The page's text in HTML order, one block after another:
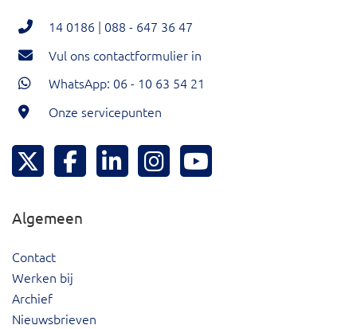
14 0186 | 088 - 647 36 47
Vul ons contactformulier in
WhatsApp: 06 - 10 63 54 21
Onze servicepunten
Hoeksche Waard Twitter
Hoeksche Waard Facebook
Hoeksche Waard LinkedIn
Hoeksche Waard Instagram
Algemeen
Contact
Werken bij
Archief
Nieuwsbrieven